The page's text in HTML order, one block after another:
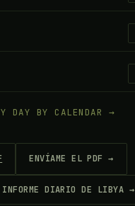
DAY BY CALENDAR →
ENVÍAME EL PDF →
DIARIO DE LIBYA →